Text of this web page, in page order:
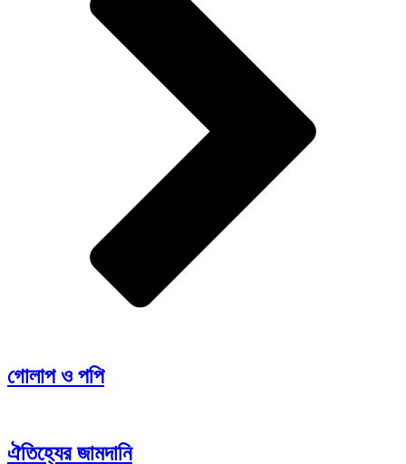
গোলাপ ও পপি
ঐতিহ্যের জামদানি